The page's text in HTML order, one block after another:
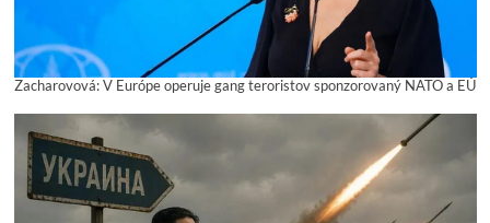
Zacharovová: V Európe operuje gang teroristov sponzorovaný NATO a EÚ